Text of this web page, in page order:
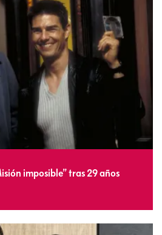
imposible” tras 29 años